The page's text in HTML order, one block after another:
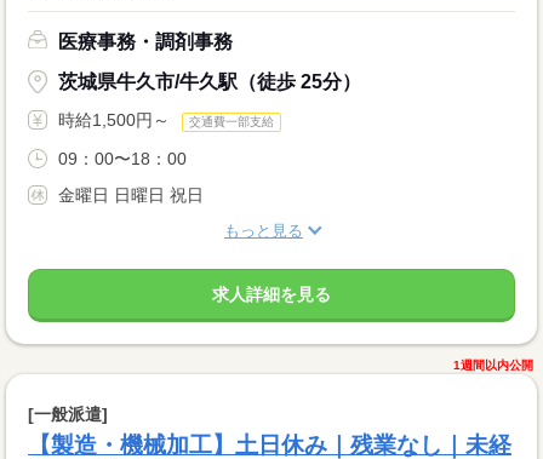
医療事務・調剤事務
茨城県牛久市/牛久駅（徒歩 25分）
時給1,500円～ 交通費一部支給
09：00〜18：00
金曜日 日曜日 祝日
もっと見る
求人詳細を見る
1週間以内公開
[一般派遣]
【製造・機械加工】土日休み｜残業なし｜未経